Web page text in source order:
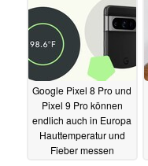
Google Pixel 8 Pro und
Pixel 9 Pro können
endlich auch in Europa
Hauttemperatur und
Fieber messen